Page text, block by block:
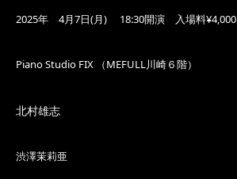
2025年 4月7日(月) 18:30開演 入場料¥4,000
Piano Studio FIX （MEFULL川崎６階）
北村雄志
渋澤茉莉亜